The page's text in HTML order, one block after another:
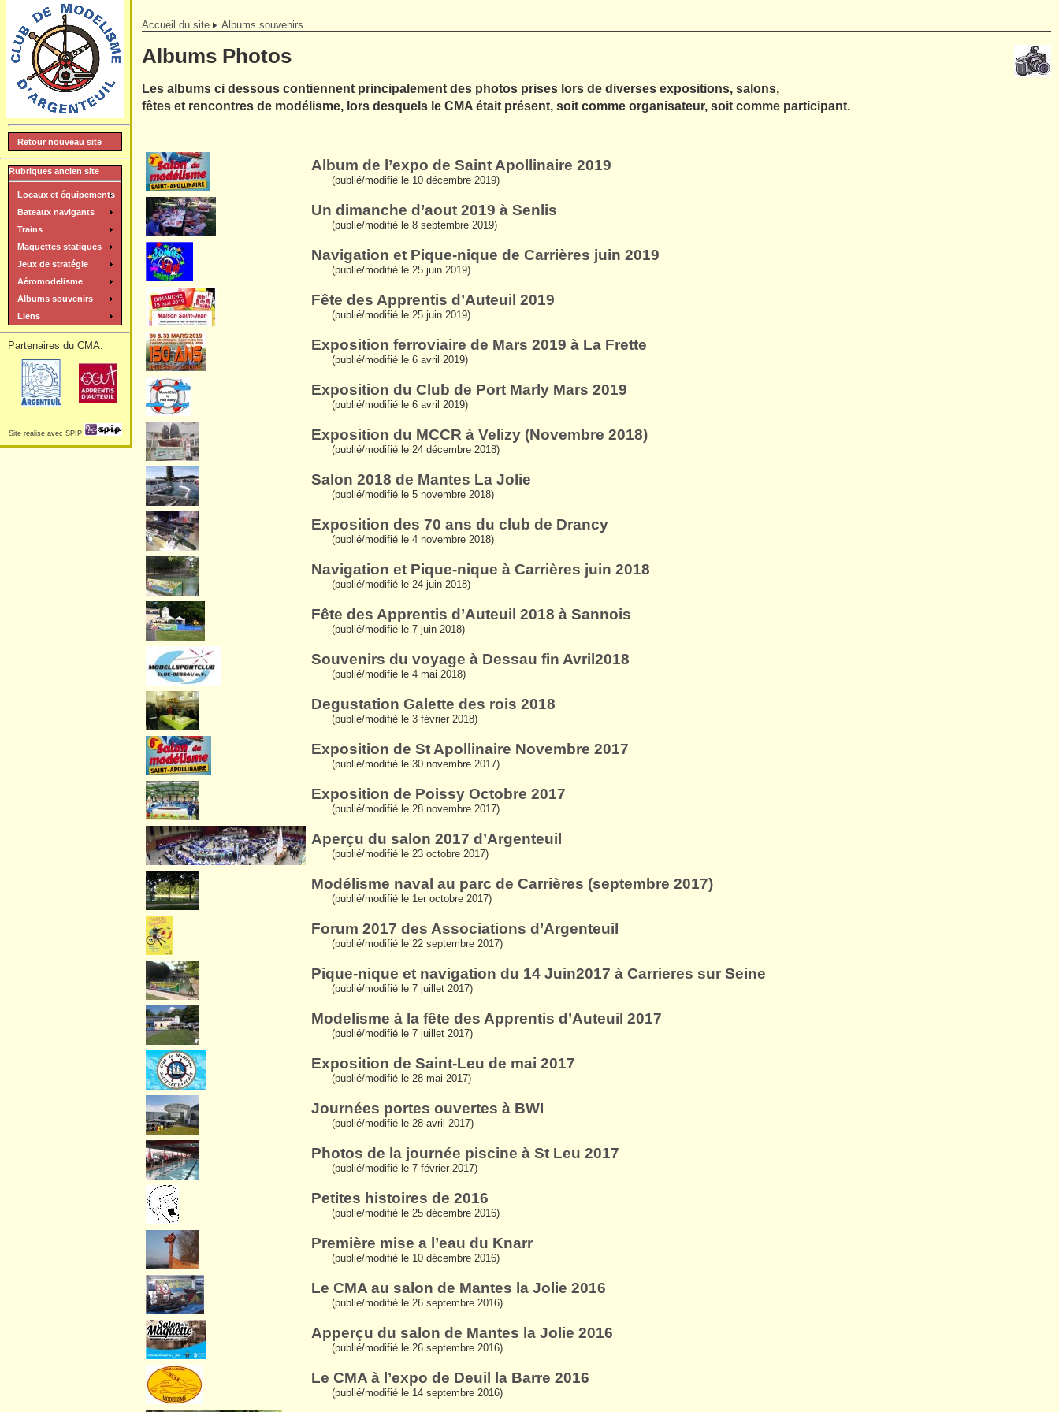
Accueil du site Albums souvenirs
Albums Photos
Les albums ci dessous contiennent principalement des photos prises lors de diverses expositions, salons,
fêtes et rencontres de modélisme, lors desquels le CMA était présent, soit comme organisateur, soit comme participant.
Album de l’expo de Saint Apollinaire 2019
(publié/modifié le 10 décembre 2019)
Un dimanche d’aout 2019 à Senlis
(publié/modifié le 8 septembre 2019)
Navigation et Pique-nique de Carrières juin 2019
(publié/modifié le 25 juin 2019)
Fête des Apprentis d’Auteuil 2019
(publié/modifié le 25 juin 2019)
Exposition ferroviaire de Mars 2019 à La Frette
(publié/modifié le 6 avril 2019)
Exposition du Club de Port Marly Mars 2019
(publié/modifié le 6 avril 2019)
Exposition du MCCR à Velizy (Novembre 2018)
(publié/modifié le 24 décembre 2018)
Salon 2018 de Mantes La Jolie
(publié/modifié le 5 novembre 2018)
Exposition des 70 ans du club de Drancy
(publié/modifié le 4 novembre 2018)
Navigation et Pique-nique à Carrières juin 2018
(publié/modifié le 24 juin 2018)
Fête des Apprentis d’Auteuil 2018 à Sannois
(publié/modifié le 7 juin 2018)
Souvenirs du voyage à Dessau fin Avril2018
(publié/modifié le 4 mai 2018)
Degustation Galette des rois 2018
(publié/modifié le 3 février 2018)
Exposition de St Apollinaire Novembre 2017
(publié/modifié le 30 novembre 2017)
Exposition de Poissy Octobre 2017
(publié/modifié le 28 novembre 2017)
Aperçu du salon 2017 d’Argenteuil
(publié/modifié le 23 octobre 2017)
Modélisme naval au parc de Carrières (septembre 2017)
(publié/modifié le 1er octobre 2017)
Forum 2017 des Associations d’Argenteuil
(publié/modifié le 22 septembre 2017)
Pique-nique et navigation du 14 Juin2017 à Carrieres sur Seine
(publié/modifié le 7 juillet 2017)
Modelisme à la fête des Apprentis d’Auteuil 2017
(publié/modifié le 7 juillet 2017)
Exposition de Saint-Leu de mai 2017
(publié/modifié le 28 mai 2017)
Journées portes ouvertes à BWI
(publié/modifié le 28 avril 2017)
Photos de la journée piscine à St Leu 2017
(publié/modifié le 7 février 2017)
Petites histoires de 2016
(publié/modifié le 25 décembre 2016)
Première mise a l’eau du Knarr
(publié/modifié le 10 décembre 2016)
Le CMA au salon de Mantes la Jolie 2016
(publié/modifié le 26 septembre 2016)
Apperçu du salon de Mantes la Jolie 2016
(publié/modifié le 26 septembre 2016)
Le CMA à l’expo de Deuil la Barre 2016
(publié/modifié le 14 septembre 2016)
Retour nouveau site
Rubriques ancien site
Locaux et équipements
Bateaux navigants
Trains
Maquettes statiques
Jeux de stratégie
Aéromodelisme
Albums souvenirs
Liens
Partenaires du CMA:
Site realise avec SPIP